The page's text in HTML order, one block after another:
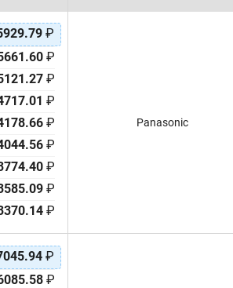
0 ~ 60°C
₽
₽
₽
₽
₽
₽
₽
₽
₽
Panasonic
₽
₽